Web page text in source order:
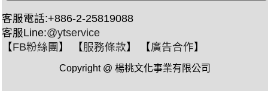
客服電話:+886-2-25819088
客服Line:@ytservice
【FB粉絲團 】 【服務條款】 【廣告合作】
Copyright @ 楊桃文化事業有限公司